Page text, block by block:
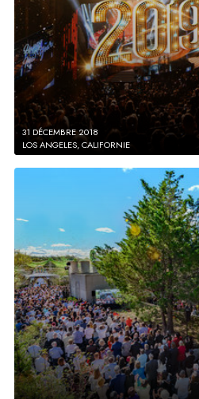
31 DÉCEMBRE 2018
LOS ANGELES, CALIFORNIE